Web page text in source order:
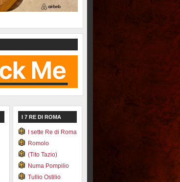
I 7 RE DI ROMA
I sette Re di Roma
Romolo
(Tito Tazio)
Numa Pompilio
Tullio Ostilio